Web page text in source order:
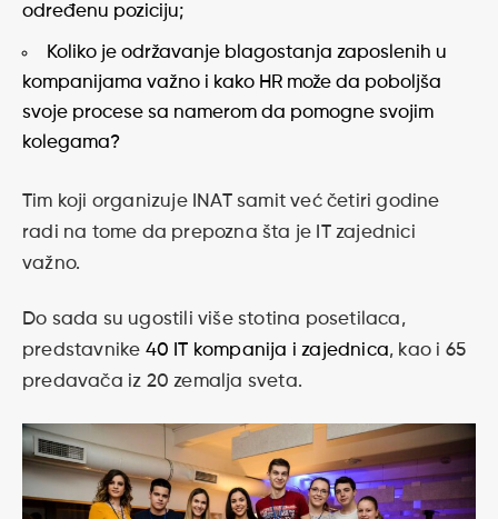
određenu poziciju;
Koliko je održavanje blagostanja zaposlenih u
kompanijama važno i kako HR može da poboljša
svoje procese sa namerom da pomogne svojim
kolegama?
Tim koji organizuje INAT samit već četiri godine
radi na tome da prepozna šta je IT zajednici
važno.
Do sada su ugostili više stotina posetilaca,
predstavnike 40 IT kompanija i zajednica, kao i 65
predavača iz 20 zemalja sveta.